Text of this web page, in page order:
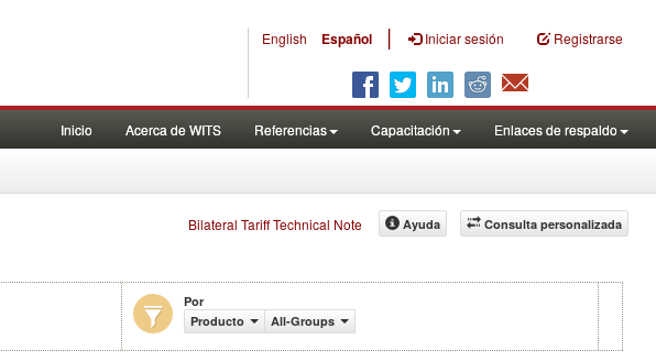
English Español | Iniciar sesión Registrarse
Inicio Acerca de WITS Referencias Capacitación Enlaces de respaldo
Bilateral Tariff Technical Note Consulta personalizada
Ayuda
Por
Producto
All-Groups